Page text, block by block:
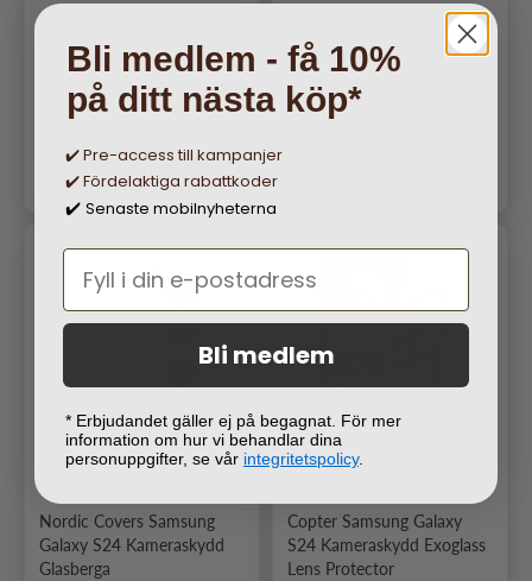
Skärmskydd 2.5D Härdat
Glas Svart
Ordinarie pris
Lägg i varukorgen
Copter Samsung Galaxy
S24 Skärmskydd Exoglass
Curved
Ordinarie pris
1
Nordic Covers Samsung
Galaxy S24 Kameraskydd
Glasberga
Copter Samsung Galaxy
S24 Kameraskydd Exoglass
Lens Protector
Bli medlem - få 10%
på ditt nästa köp*
✔️ Pre-access till kampanjer
✔️ Fördelaktiga rabattkoder
✔️ Senaste mobilnyheterna
Bli medlem
* Erbjudandet gäller ej på begagnat. För mer
information om hur vi behandlar dina
personuppgifter, se vår integritetspolicy.